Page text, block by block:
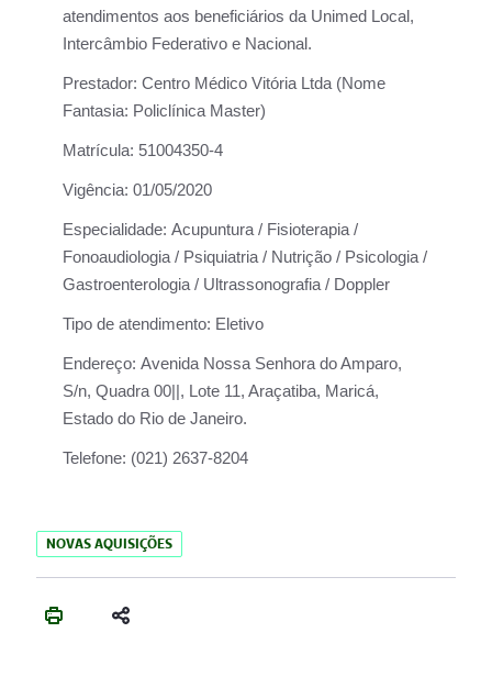
atendimentos aos beneficiários da Unimed Local,
Intercâmbio Federativo e Nacional.
Prestador: Centro Médico Vitória Ltda (Nome
Fantasia: Policlínica Master)
Matrícula: 51004350-4
Vigência: 01/05/2020
Especialidade: Acupuntura / Fisioterapia /
Fonoaudiologia / Psiquiatria / Nutrição / Psicologia /
Gastroenterologia / Ultrassonografia / Doppler
Tipo de atendimento: Eletivo
Endereço: Avenida Nossa Senhora do Amparo,
S/n, Quadra 00||, Lote 11, Araçatiba, Maricá,
Estado do Rio de Janeiro.
Telefone: (021) 2637-8204
NOVAS AQUISIÇÕES